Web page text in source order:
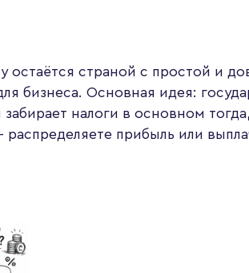
остаётся страной с простой и
бизнеса. Основная идея:
налоги в основном
прибыль или